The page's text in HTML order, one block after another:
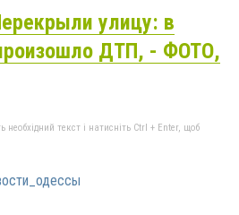
улицу: в
ДТП, - ФОТО,
текст і натисніть Ctrl + Enter, щоб